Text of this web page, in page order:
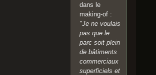
dans le
making-of :
"Je ne voulais
pas que le
parc soit plein
de bâtiments
commerciaux
superficiels et